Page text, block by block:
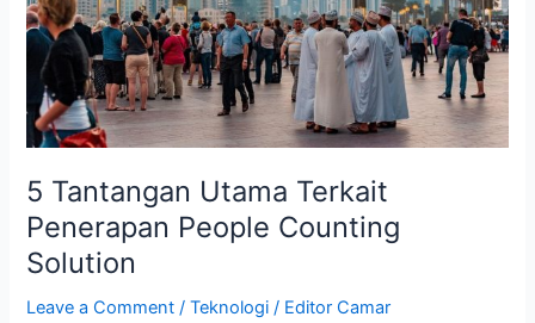
5 Tantangan Utama Terkait
Penerapan People Counting
Solution
Leave a Comment /Teknologi / Editor Camar
Counting
Solution